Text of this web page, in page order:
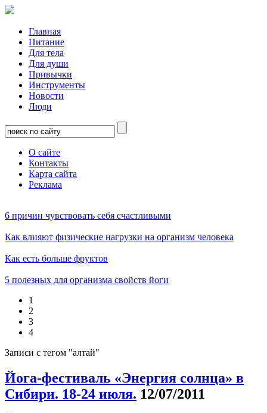
Главная
Питание
Для тела
Для души
Привычки
Инструменты
Новости
Люди
О сайте
Контакты
Карта сайта
Реклама
6 причин чувствовать себя счастливыми
Как влияют физические нагрузки на организм человека
Как есть больше фруктов
5 полезных для организма свойств йоги
1
2
3
4
Записи с тегом "алтай"
Йога-фестиваль «Энергия солнца» в
Сибири. 18-24 июля. 12/07/2011